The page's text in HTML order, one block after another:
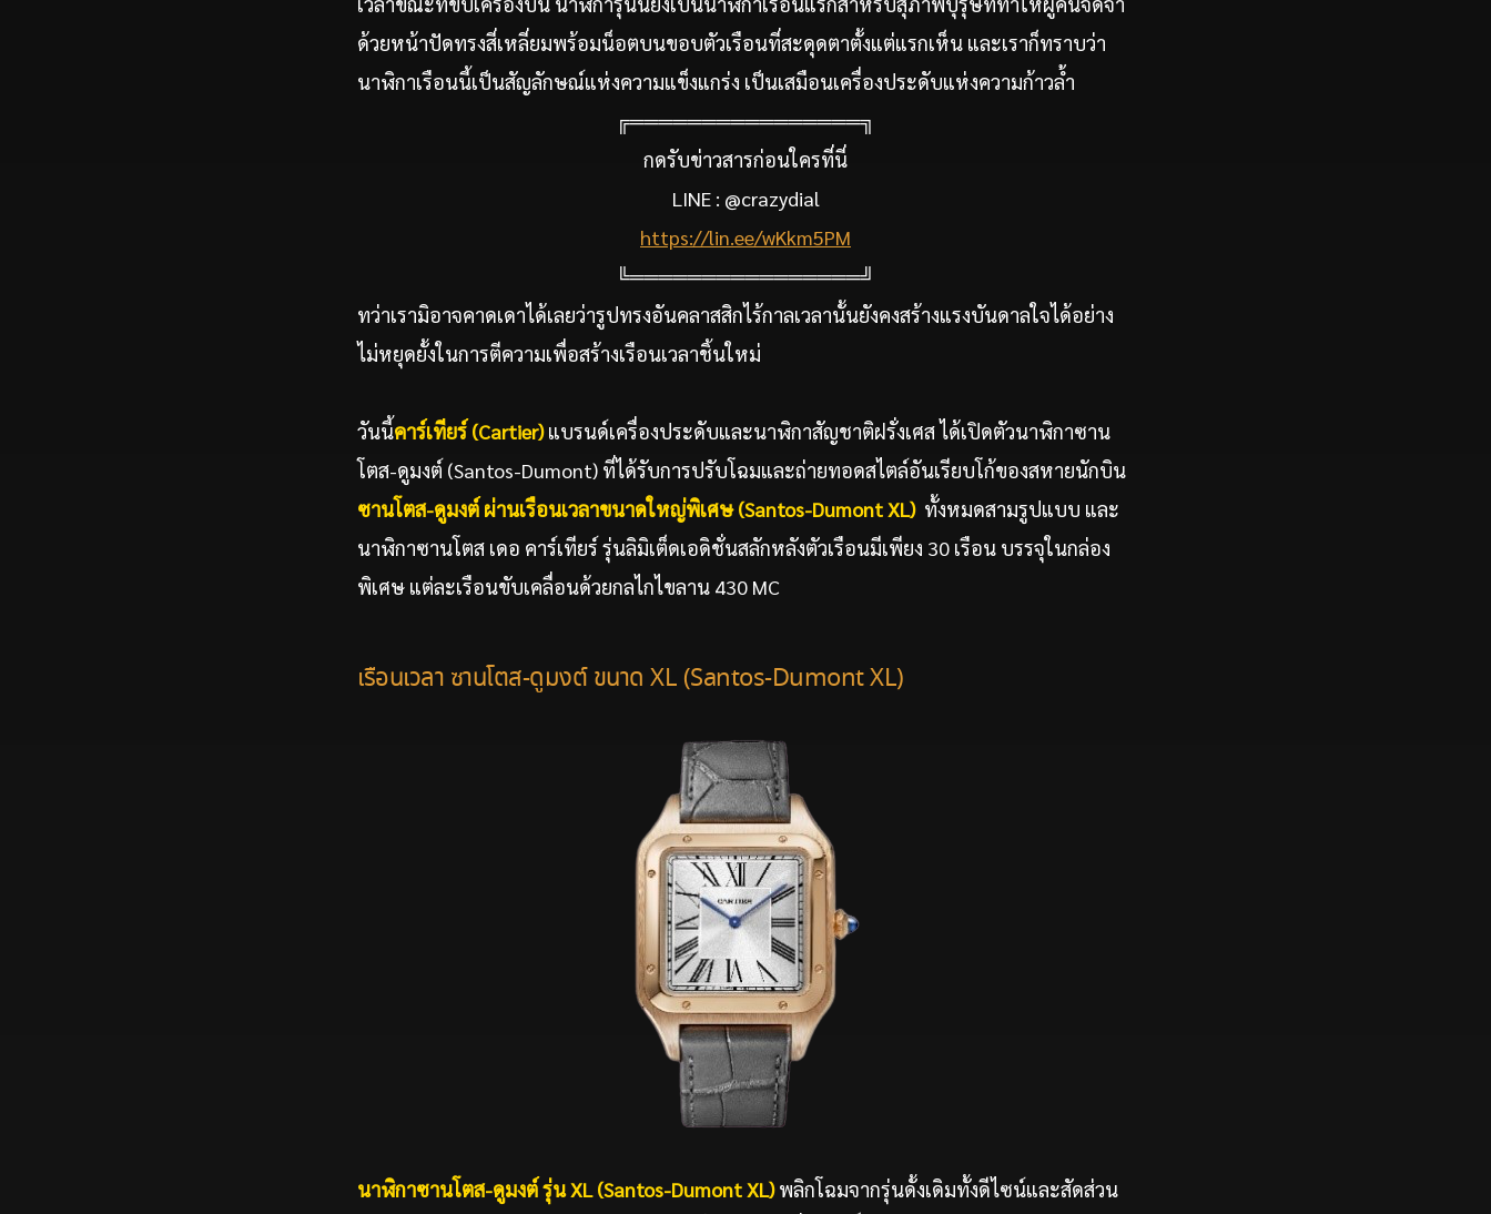
ด้วยหน้าปัดทรงสี่เหลี่ยมพร้อมน็อตบนขอบตัวเรือนที่สะดุดตาตั้งแต่แรกเห็น และเราก็ทราบว่า
นาฬิกาเรือนนี้เป็นสัญลักษณ์แห่งความแข็งแกร่ง เป็นเสมือนเครื่องประดับแห่งความก้าวล้ำ
╔════════════════╗
กดรับข่าวสารก่อนใครที่นี่
LINE : @crazydial
https://lin.ee/wKkm5PM
╚════════════════╝
ทว่าเรามิอาจคาดเดาได้เลยว่ารูปทรงอันคลาสสิกไร้กาลเวลานั้นยังคงสร้างแรงบันดาลใจได้อย่าง
ไม่หยุดยั้งในการตีความเพื่อสร้างเรือนเวลาชิ้นใหม่
วันนี้คาร์เทียร์ (Cartier)แบรนด์เครื่องประดับและนาฬิกาสัญชาติฝรั่งเศส ได้เปิดตัวนาฬิกาซาน
โตส-ดูมงต์ (Santos-Dumont) ที่ได้รับการปรับโฉมและถ่ายทอดสไตล์อันเรียบโก้ของสหายนักบิน
ซานโตส-ดูมงต์ ผ่านเรือนเวลาขนาดใหญ่พิเศษ (Santos-Dumont XL)ทั้งหมดสามรูปแบบ และ
นาฬิกาซานโตส เดอ คาร์เทียร์ รุ่นลิมิเต็ดเอดิชั่นสลักหลังตัวเรือนมีเพียง 30 เรือน บรรจุในกล่อง
พิเศษ แต่ละเรือนขับเคลื่อนด้วยกลไกไขลาน 430 MC
เรือนเวลา ซานโตส-ดูมงต์ ขนาด XL (Santos-Dumont XL)
นาฬิกาซานโตส-ดูมงต์ รุ่น XL (Santos-Dumont XL)พลิกโฉมจากรุ่นดั้งเดิมทั้งดีไซน์และสัดส่วน